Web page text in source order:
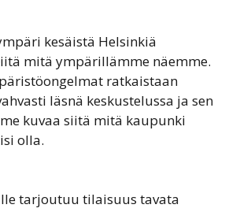
kesäistä Helsinkiä
mitä ympärillämme näemme.
ratkaistaan
läsnä keskustelussa ja sen
kuvaa siitä mitä kaupunki
olla.
tarjoutuu tilaisuus tavata